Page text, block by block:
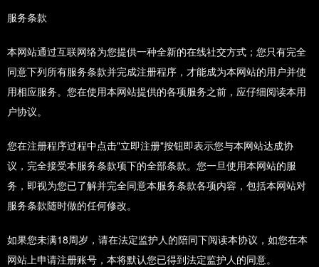
服务条款
本网站通过互联网络为您提供一种全新的在线社交方式；您只有完全
同意下列所有服务条款并完成注册程序，才能成为本网站的用户并使
用相应服务。您在使用本网站提供的各项服务之前，应仔细阅读本用
户协议。
您在注册程序过程中点击"立即注册"按钮即表示您与本网站达成协
议，完全接受本服务条款项下的全部条款。您一旦使用本网站的服
务，即视为您已了解并完全同意本服务条款各项内容，包括本网站对
服务条款随时做的任何修改。
如果您未满18周岁，请在法定监护人的陪同下阅读本协议，如您在本
网站上申请注册账号，本将默认您已得到法定监护人的同意。